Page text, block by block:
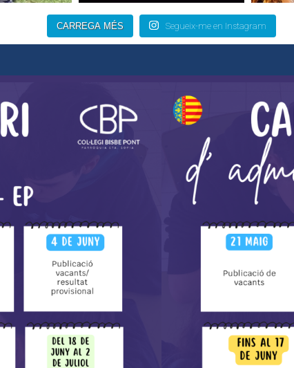
CARREGA MÉS Segueix-me en Instagram